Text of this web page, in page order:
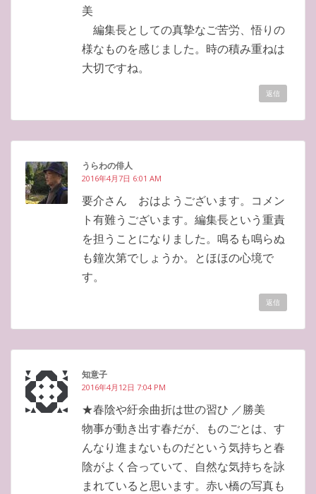
美
編集長としての真摯なご苦労、悟りの
様なものを感じました。時の積み重ねは
大切ですね。
返信
うらわの俳人
2016年4月7日 6:01 AM
要介さん おはようございます。コメン
ト有難うございます。編集長という重責
を担うことになりました。鳴るも鳴らぬ
も鐘次第でしょうか。とほほの心境で
す。
返信
知意子
2016年4月12日 7:04 PM
★春陰や紆余曲折は世の習ひ ／勝美
物事が動き出す春だが、ものごとは、す
んなり進まないものだという気持ちと春
陰がよく合っていて、自然な気持ちを詠
まれていると思います。赤い橋の写真も